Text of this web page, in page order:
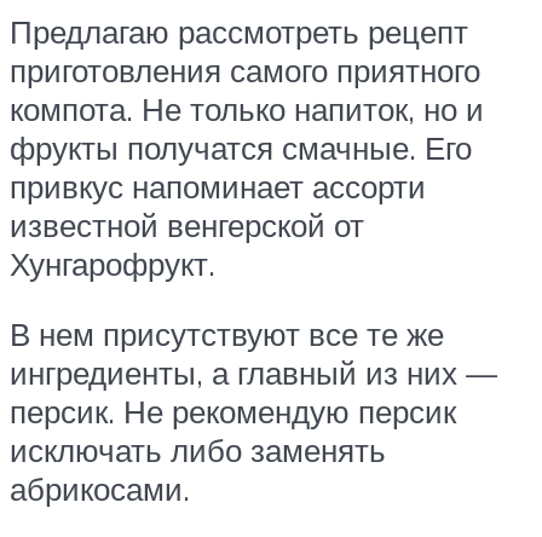
Предлагаю рассмотреть рецепт
приготовления самого приятного
компота. Не только напиток, но и
фрукты получатся смачные. Его
привкус напоминает ассорти
известной венгерской от
Хунгарофрукт.
В нем присутствуют все те же
ингредиенты, а главный из них —
персик. Не рекомендую персик
исключать либо заменять
абрикосами.